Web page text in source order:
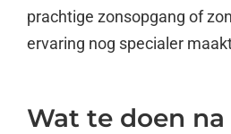
prachtige zonsopgang of
ervaring nog specialer
Wat te doen na